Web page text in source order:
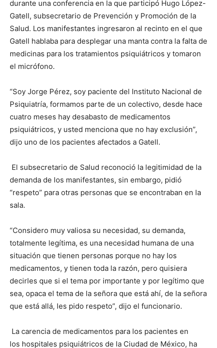
durante una conferencia en la que participó Hugo López-
Gatell, subsecretario de Prevención y Promoción de la
Salud. Los manifestantes ingresaron al recinto en el que
Gatell hablaba para desplegar una manta contra la falta de
medicinas para los tratamientos psiquiátricos y tomaron
el micrófono.
“Soy Jorge Pérez, soy paciente del Instituto Nacional de
Psiquiatría, formamos parte de un colectivo, desde hace
cuatro meses hay desabasto de medicamentos
psiquiátricos, y usted menciona que no hay exclusión”,
dijo uno de los pacientes afectados a Gatell.
El subsecretario de Salud reconoció la legitimidad de la
demanda de los manifestantes, sin embargo, pidió
“respeto” para otras personas que se encontraban en la
sala.
“Considero muy valiosa su necesidad, su demanda,
totalmente legítima, es una necesidad humana de una
situación que tienen personas porque no hay los
medicamentos, y tienen toda la razón, pero quisiera
decirles que si el tema por importante y por legítimo que
sea, opaca el tema de la señora que está ahí, de la señora
que está allá, les pido respeto”, dijo el funcionario.
La carencia de medicamentos para los pacientes en
los hospitales psiquiátricos de la Ciudad de México, ha